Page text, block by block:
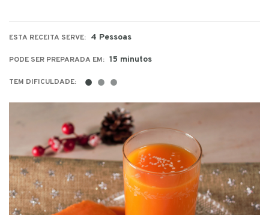
ESTA RECEITA SERVE: 4 Pessoas
PODE SER PREPARADA EM: 15 minutos
TEM DIFICULDADE: ● ● ●